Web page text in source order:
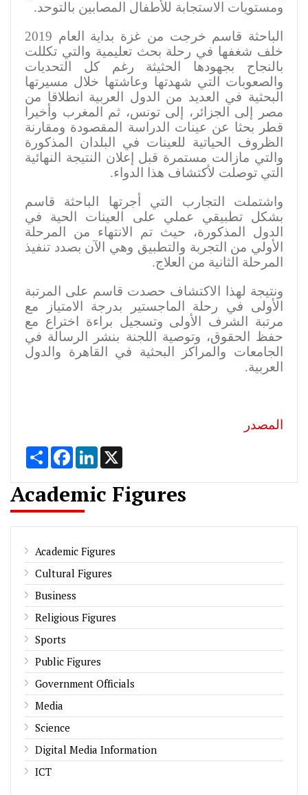
ومستويات الاستجابة للأطفال المصابين بالتوحد.
الباحثة قاسم خرجت من غزة بداية العام 2019
خلف شغفها في رحلة بحث تعليمية والتي تكللت
بالنجاح بجهودها الحثيثة رغم كل التحديات
والصعوبات التي شهدتها وعاشتها خلال مسيرتها
البحثية في العديد من الدول العربية انطلاقا من
مصر إلى الجزائر، إلى تونس، ثم المغرب وأخيرا
قطر بحثا عن عينات الدراسة المقصودة ومقارنة
الظروف الحياتية للعينات في البلدان المذكورة
والتي مازالت مستمرة قبل إعلان النتيجة النهائية
التي توصلت لأكتشاف هذا الدواء.
واشتملت التجارب التي أجرتها الباحثة قاسم
بشكل تطبيقي عملي على العينات الحية في
الدول المذكورة، حيث تم الانتهاء من المرحلة
الأولي من التجربة والتطبيق وهي الآن بصدد تنفيذ
المرحلة الثانية من العلاج.
ونتيجة لهذا الاكتشاف حصدت قاسم على المرتبة
الأولى في رحلة الماجستير بدرجة الامتياز مع
مرتبة الشرف الأولى وتسجيل براءة اختراع مع
حفظ الحقوق، وتوصية اللجنة بنشر الرسالة في
الجامعات والمراكز البحثية في القاهرة والدول
العربية.
المصدر
Share FacebookLinkedIn
Academic Figures
Academic Figures
Cultural Figures
Business
Religious Figures
Sports
Public Figures
Government Officials
Media
Science
Digital Media Information
ICT